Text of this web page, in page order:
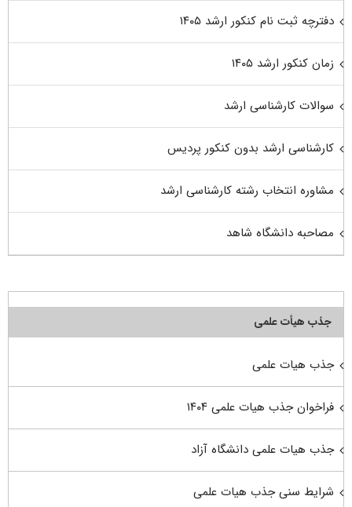
دفترچه ثبت نام کنکور ارشد ۱۴۰۵
زمان کنکور ارشد ۱۴۰۵
سوالات کارشناسی ارشد
کارشناسی ارشد بدون کنکور پردیس
مشاوره انتخاب رشته کارشناسی ارشد
مصاحبه دانشگاه شاهد
جذب هیأت علمی
جذب هیات علمی
فراخوان جذب هیات علمی ۱۴۰۴
جذب هیات علمی دانشگاه آزاد
شرایط سنی جذب هیات علمی